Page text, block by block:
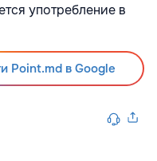
употребление в
Point.md в Google